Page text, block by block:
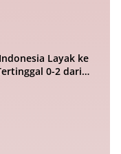
Layak ke
0-2 dari